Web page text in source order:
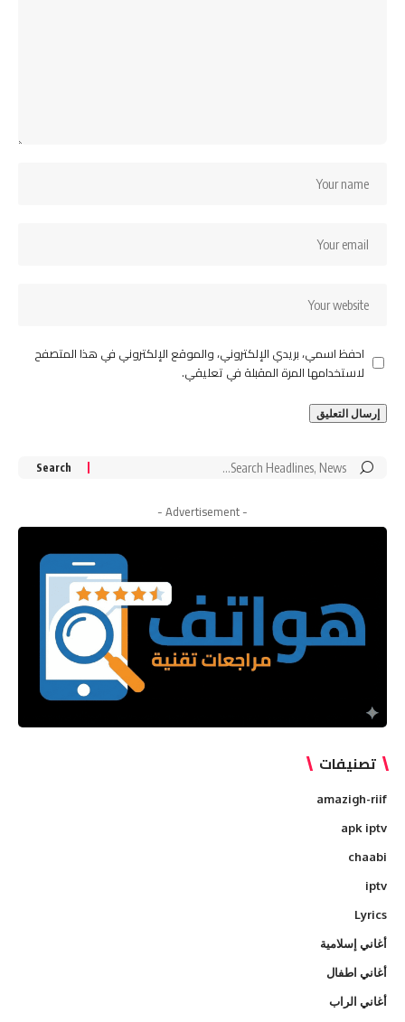
احفظ اسمي، بريدي الإلكتروني، والموقع الإلكتروني في هذا المتصفح
لاستخدامها المرة المقبلة في تعليقي.
Search
- Advertisement -
تصنيفات
amazigh-riif
apk iptv
chaabi
iptv
Lyrics
أغاني إسلامية
أغاني اطفال
أغاني الراب